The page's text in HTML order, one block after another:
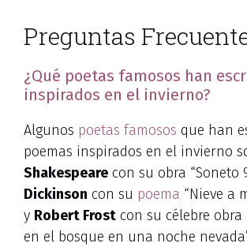
Preguntas
¿Qué poetas famosos han
inspirados en el invierno?
Algunos poetas famosos que han
poemas inspirados en el invierno
Shakespeare con su obra “Soneto
Dickinson con su poema “Nieve a
y Robert Frost con su célebre obra
en el bosque en una noche